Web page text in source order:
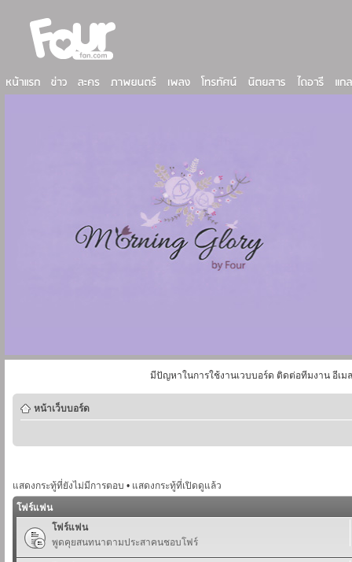
มีปัญหาในการใช้งานเวบบอร์ด ติดต่อทีมงาน อีเม
หน้าเว็บบอร์ด
แสดงกระทู้ที่ยังไม่มีการตอบ • แสดงกระทู้ที่เปิดดูแล้ว
โฟร์แฟน
โฟร์แฟน
พูดคุยสนทนาตามประสาคนชอบโฟร์